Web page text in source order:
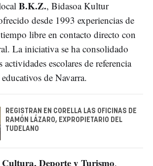
B.K.Z., Bidasoa Kultur
desde 1993 experiencias de
libre en contacto directo con
La iniciativa se ha consolidado
escolares de referencia
de Navarra.
REGISTRAN EN CORELLA LAS OFICINAS DE
RAMÓN LÁZARO, EXPROPIETARIO DEL
TUDELANO
Cultura, Deporte y Turismo,